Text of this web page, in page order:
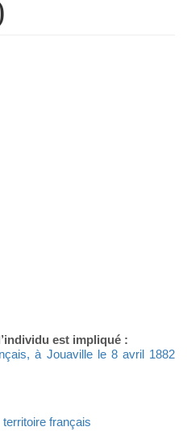
est impliqué :
à Jouaville le 8 avril 1882
français